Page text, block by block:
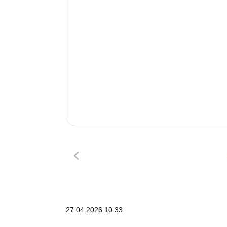
27.04.2026 10:33